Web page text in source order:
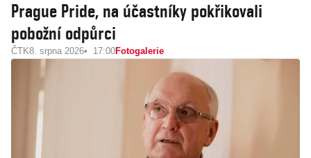
Prague Pride, na účastníky pokřikovali
pobožní odpůrci
ČTK8. srpna 2026 17:00Fotogalerie